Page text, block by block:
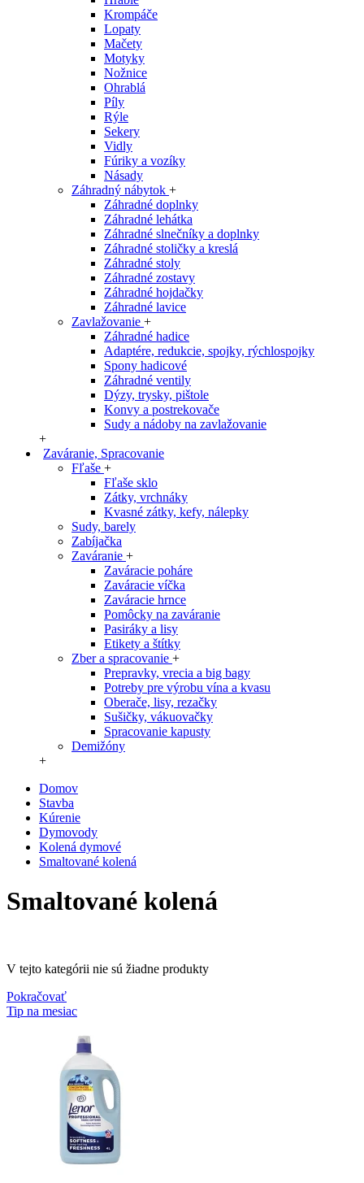
Krompáče
Lopaty
Mačety
Motyky
Nožnice
Ohrablá
Píly
Rýle
Sekery
Vidly
Fúriky a vozíky
Násady
Záhradný nábytok +
Záhradné doplnky
Záhradné lehátka
Záhradné slnečníky a doplnky
Záhradné stoličky a kreslá
Záhradné stoly
Záhradné zostavy
Záhradné hojdačky
Záhradné lavice
Zavlažovanie +
Záhradné hadice
Adaptére, redukcie, spojky, rýchlospojky
Spony hadicové
Záhradné ventily
Dýzy, trysky, pištole
Konvy a postrekovače
Sudy a nádoby na zavlažovanie
+
Zaváranie, Spracovanie
Fľaše +
Fľaše sklo
Zátky, vrchnáky
Kvasné zátky, kefy, nálepky
Sudy, barely
Zabíjačka
Zaváranie +
Zaváracie poháre
Zaváracie víčka
Zaváracie hrnce
Pomôcky na zaváranie
Pasiráky a lisy
Etikety a štítky
Zber a spracovanie +
Prepravky, vrecia a big bagy
Potreby pre výrobu vína a kvasu
Oberače, lisy, rezačky
Sušičky, vákuovačky
Spracovanie kapusty
Demižóny
+
Domov
Stavba
Kúrenie
Dymovody
Kolená dymové
Smaltované kolená
Smaltované kolená
V tejto kategórii nie sú žiadne produkty
Pokračovať
Tip na mesiac